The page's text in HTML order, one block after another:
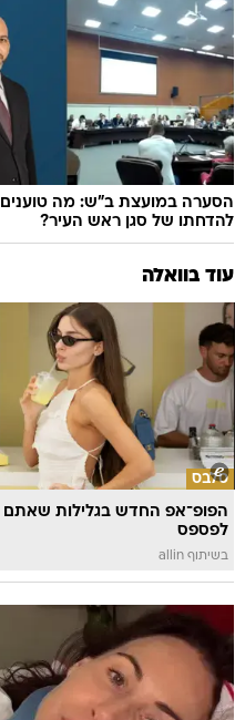
הסערה במועצת ב"ש: מה טוענים
להדחתו של סגן ראש העיר?
עוד בוואלה
סלבס
הפופ־אפ החדש בגלילות שאתם
לפספס
בשיתוף allin